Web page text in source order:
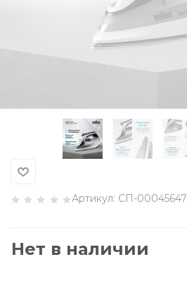
Артикул: СП-00045647
Нет в наличии